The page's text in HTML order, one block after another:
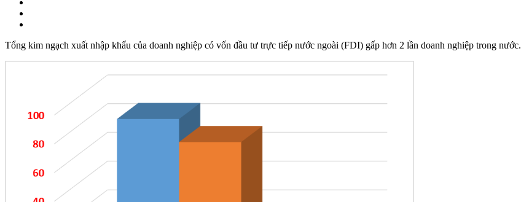
Tổng kim ngạch xuất nhập khẩu của doanh nghiệp có vốn đầu tư trực tiếp nước ngoài (FDI) gấp hơn 2 lần doanh nghiệp trong nước.